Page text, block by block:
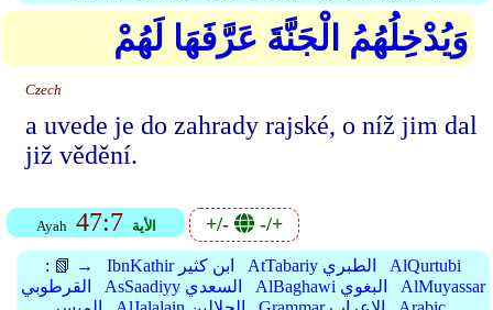
وَيُدْخِلُهُمُ الْجَنَّةَ عَرَّفَهَا لَهُمْ
Czech
a uvede je do zahrady rajské, o níž jim dal
již vědění.
Ayah 47:7 الأية +/- -/+
: 📗 → IbnKathir ابن كثير AtTabariy الطبري
AlQurtubi
القرطوبي
AsSaadiyy السعدي AlBaghawi البغوي
AlMuyassar